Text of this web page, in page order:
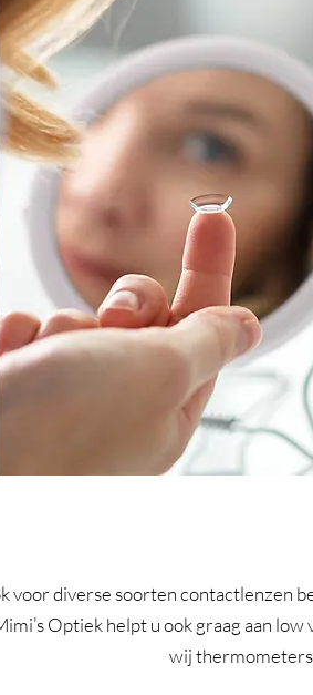
voor diverse soorten contactlenzen
Optiek helpt u ook graag aan
wij